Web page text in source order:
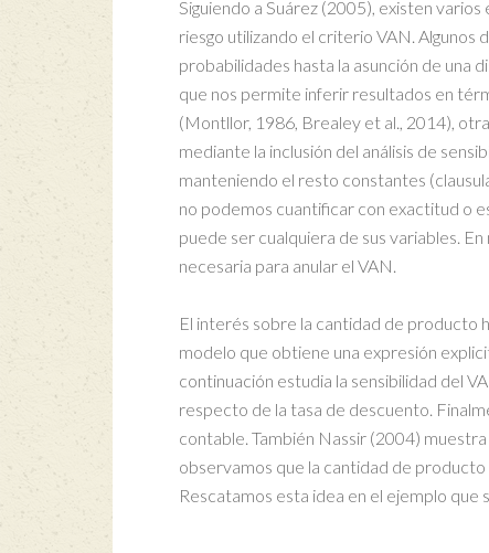
Siguiendo a Suárez (2005), existen
riesgo utilizando el criterio VAN.
probabilidades hasta la asunción de una
que nos permite inferir resultados en
(Montllor, 1986, Brealey et al., 2014),
mediante la inclusión del análisis de
manteniendo el resto constantes
no podemos cuantificar con exactitud o
puede ser cualquiera de sus variables.
necesaria para anular el VAN.
El interés sobre la cantidad de producto
modelo que obtiene una expresión
continuación estudia la sensibilidad del
respecto de la tasa de descuento.
contable. También Nassir (2004)
observamos que la cantidad de
Rescatamos esta idea en el ejemplo que